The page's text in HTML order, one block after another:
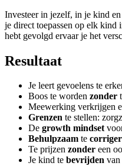
Investeer in jezelf, in je kind
je direct toepassen op elk
hebt gevolgd ervaar je het
Resultaat
Je leert gevoelens te
Boos te worden zonder
Meewerking verkrijgen
Grenzen te stellen:
De growth mindset
Behulpzaam te
Te prijzen zonder een
Je kind te bevrijden